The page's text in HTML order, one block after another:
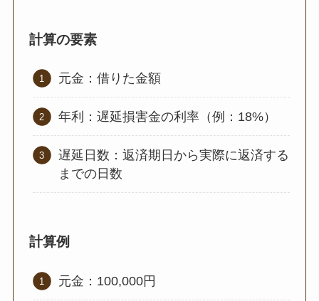
計算の要素
元金：借りた金額
年利：遅延損害金の利率（例：18%）
遅延日数：返済期日から実際に返済する
までの日数
計算例
元金：100,000円